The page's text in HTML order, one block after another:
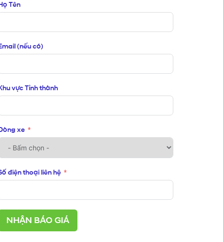
Tên
(nếu có)
vực Tỉnh thành
xe
điện thoại liên hệ
NHẬN BÁO GIÁ